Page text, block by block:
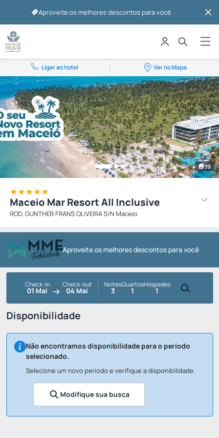
Aproveite os melhores descontos para você
Ligar ao hotel Ver no Mapa
39
Maceio Mar Resort All Inclusive
ROD. GUNTHER FRANS OLIVEIRA S/N Maceio
Aproveite os melhores descontos para você
Check-in
01 Mai
Check-out
04 Mai
Noites
3
Quartos
1
Hóspedes
1
Disponibilidade
Não encontramos disponibilidade para o período
selecionado.
Selecione um novo período e verifique a disponibilidade.
Modifique sua busca